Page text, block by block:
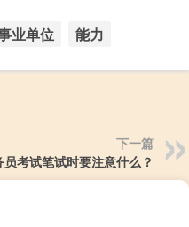
业单位 能力
下一篇
考试笔试时要注意什么？